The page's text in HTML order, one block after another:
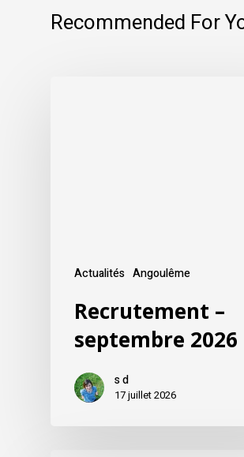
Recommended For
Actualités Angoulême
Recrutement –
septembre 2026
s d
17 juillet 2026